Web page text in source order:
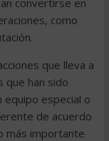
convertirse en
como
que lleva a
que han sido
equipo especial o
de acuerdo
más importante